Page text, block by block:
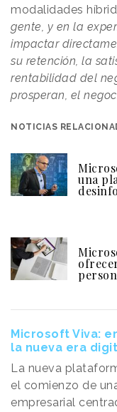
modalidades
gente, y en la
impactar
su retención, la
rentabilidad del
prosperan, el
NOTICIAS
una
Microsoft Viva:
la nueva era
La nueva
el comienzo de
empresarial